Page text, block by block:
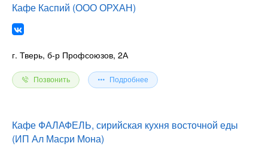
Кафе Каспий (ООО ОРХАН)
г. Тверь, б-р Профсоюзов, 2А
Позвонить Подробнее
Кафе ФАЛАФЕЛЬ, сирийская кухня восточной еды
(ИП Ал Масри Мона)